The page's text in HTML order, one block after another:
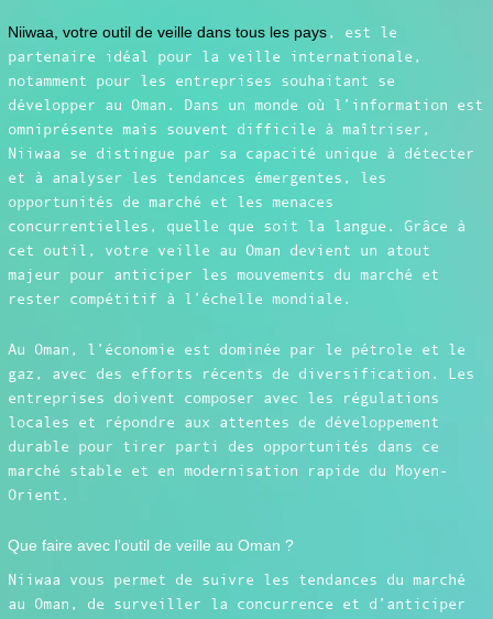
Niiwaa, votre outil de veille dans tous les pays , est le
partenaire idéal pour la veille internationale,
notamment pour les entreprises souhaitant se
développer au Oman. Dans un monde où l’information est
omniprésente mais souvent difficile à maîtriser,
Niiwaa se distingue par sa capacité unique à détecter
et à analyser les tendances émergentes, les
opportunités de marché et les menaces
concurrentielles, quelle que soit la langue. Grâce à
cet outil, votre veille au Oman devient un atout
majeur pour anticiper les mouvements du marché et
rester compétitif à l’échelle mondiale.
Au Oman, l’économie est dominée par le pétrole et le
gaz, avec des efforts récents de diversification. Les
entreprises doivent composer avec les régulations
locales et répondre aux attentes de développement
durable pour tirer parti des opportunités dans ce
marché stable et en modernisation rapide du Moyen-
Orient.
Que faire avec l’outil de veille au Oman ?
Niiwaa vous permet de suivre les tendances du marché
au Oman, de surveiller la concurrence et d’anticiper